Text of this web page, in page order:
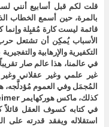
قلت لكم قبل أسابيع أنني
بالمرة، حين أسمع الخطاب
قائمة ليست كارة مُقبِلة وإنما
الأسباب يُمكِن أن تشتعل
التكفيرية والإرهابية
في عالمنا، هذا عالم صار
غير علمي وغير عقلاني
المُجمَل وفي العموم مُؤدلَّجه،
في كتابه كسوف العقل قائلاً
استقلاله ويفقد قدرته على